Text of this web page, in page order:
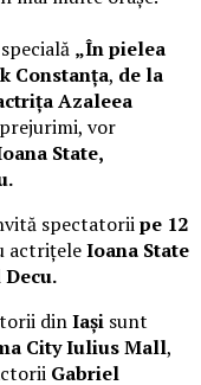
„În pielea
Constanța, de la
Azaleea
vor
State,
spectatoriipe 12
actrițeleIoana State
dinIași sunt
City Iulius Mall,
Gabriel